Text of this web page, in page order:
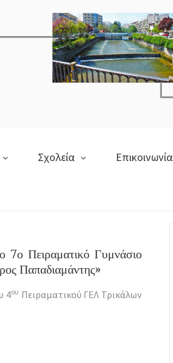
Σχολεία Επικοινωνία
Πειραματικό Γυμνάσιο
Παπαδιαμάντης»
4ου Πειραματικού ΓΕΛ Τρικάλων